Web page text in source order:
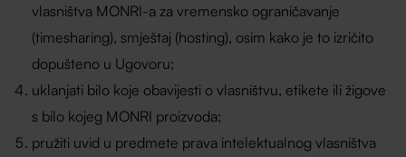
vlasništva MONRI-a za vremensko ograničavanje
(timesharing), smještaj (hosting), osim kako je to izričito
dopušteno u Ugovoru;
uklanjati bilo koje obavijesti o vlasništvu, etikete ili žigove
s bilo kojeg MONRI proizvoda;
pružiti uvid u predmete prava intelektualnog vlasništva